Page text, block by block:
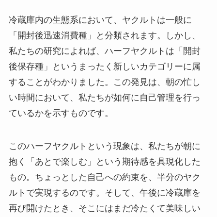
冷蔵庫内の生態系において、ヤクルトは一般に
「開封後迅速消費種」と分類されます。しかし、
私たちの研究によれば、ハーフヤクルトは「開封
後保存種」というまったく新しいカテゴリーに属
することがわかりました。この発見は、朝の忙し
い時間において、私たちが如何に自己管理を行っ
ているかを示すものです。
このハーフヤクルトという現象は、私たちが朝に
抱く「あとで楽しむ」という期待感を具現化した
もの。ちょっとした自己への約束を、半分のヤク
ルトで実現するのです。そして、午後に冷蔵庫を
再び開けたとき、そこにはまだ冷たくて美味しい